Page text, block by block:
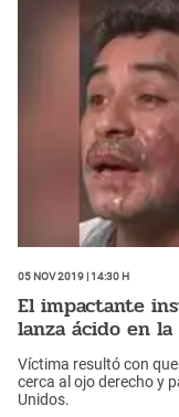
05 Nov 2019 | 14:30 h
El impactante
lanza ácido en la
Víctima resultó con
cerca al ojo derecho y
Unidos.